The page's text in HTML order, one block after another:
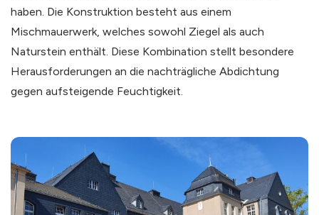
haben. Die Konstruktion besteht aus einem
Mischmauerwerk, welches sowohl Ziegel als auch
Naturstein enthält. Diese Kombination stellt besondere
Herausforderungen an die nachträgliche Abdichtung
gegen aufsteigende Feuchtigkeit.